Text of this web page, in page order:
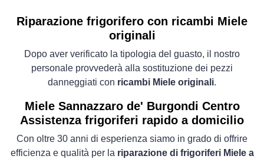
Riparazione frigorifero con ricambi Miele
originali
Dopo aver verificato la tipologia del guasto, il nostro
personale provvederà alla sostituzione dei pezzi
danneggiati con ricambi Miele originali.
Miele Sannazzaro de' Burgondi Centro
Assistenza frigoriferi rapido a domicilio
Con oltre 30 anni di esperienza siamo in grado di offrire
efficienza e qualità per la riparazione di frigoriferi Miele a